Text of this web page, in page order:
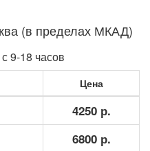
(в пределах МКАД)
9-18 часов
Цена
4250 р.
6800 р.